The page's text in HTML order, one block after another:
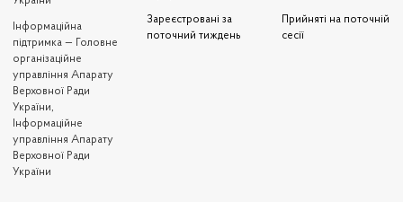
Iнформаційна
підтримка — Головне
організаційне
управління Апарату
Верховної Ради
України,
Інформаційне
управління Апарату
Верховної Ради
України
Зареєстровані за
поточний тиждень
Прийняті на поточній
сесії